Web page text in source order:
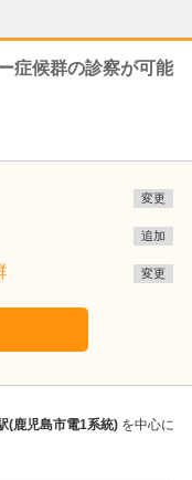
症候群の診察が可能
変更
追加
変更
(鹿児島市電1系統) を中心に